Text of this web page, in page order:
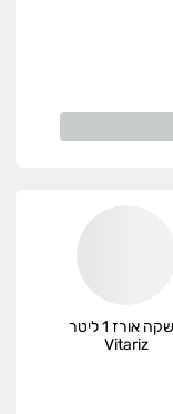
משקה אורז 1 ליטר
Vitariz